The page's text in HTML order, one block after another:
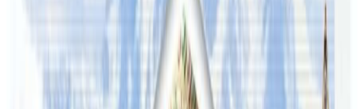
प्रतिक्रिया दिनुहोस